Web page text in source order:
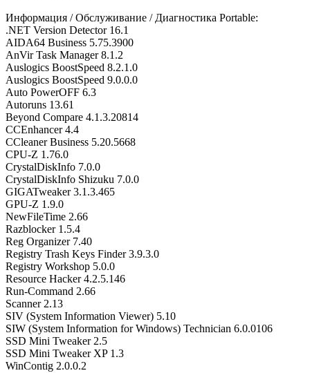
Информация / Обслуживание / Диагностика Portable:
.NET Version Detector 16.1
AIDA64 Business 5.75.3900
AnVir Task Manager 8.1.2
Auslogics BoostSpeed 8.2.1.0
Auslogics BoostSpeed 9.0.0.0
Auto PowerOFF 6.3
Autoruns 13.61
Beyond Compare 4.1.3.20814
CCEnhancer 4.4
CCleaner Business 5.20.5668
CPU-Z 1.76.0
CrystalDiskInfo 7.0.0
CrystalDiskInfo Shizuku 7.0.0
GIGATweaker 3.1.3.465
GPU-Z 1.9.0
NewFileTime 2.66
Razblocker 1.5.4
Reg Organizer 7.40
Registry Trash Keys Finder 3.9.3.0
Registry Workshop 5.0.0
Resource Hacker 4.2.5.146
Run-Command 2.66
Scanner 2.13
SIV (System Information Viewer) 5.10
SIW (System Information for Windows) Technician 6.0.0106
SSD Mini Tweaker 2.5
SSD Mini Tweaker XP 1.3
WinContig 2.0.0.2